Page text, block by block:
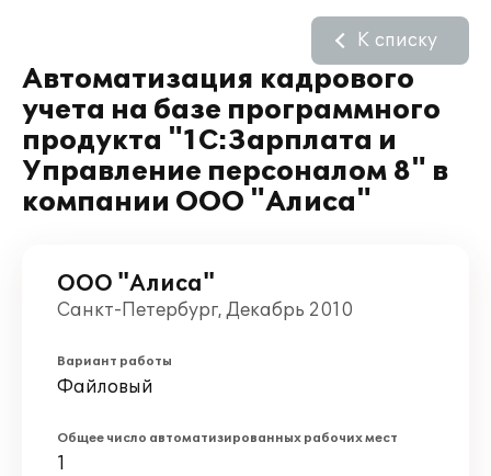
Автоматизация кадрового
учета на базе программного
продукта "1С:Зарплата и
Управление персоналом 8" в
компании ООО "Алиса"
К списку
ООО "Алиса"
Санкт-Петербург, Декабрь 2010
Вариант работы
Файловый
Общее число автоматизированных рабочих мест
1